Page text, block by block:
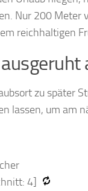
Nur 200 Meter
reichhaltigen
zu später
lassen, um am
4]